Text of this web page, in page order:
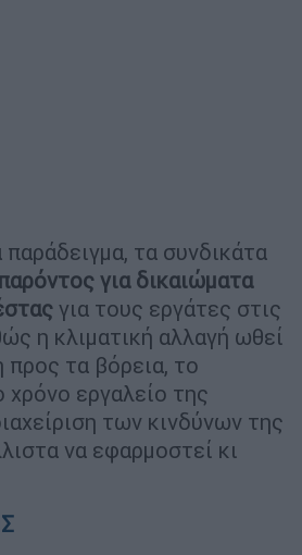
παράδειγμα, τα συνδικάτα
για δικαιώματα
για τους εργάτες στις
η κλιματική αλλαγή ωθεί
προς τα βόρεια, το
εργαλείο της
των κινδύνων της
να εφαρμοστεί κι